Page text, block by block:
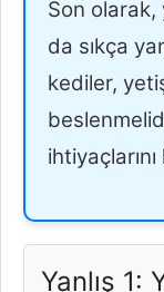
Son
da sıkça
kediler,
Yanlış 1: